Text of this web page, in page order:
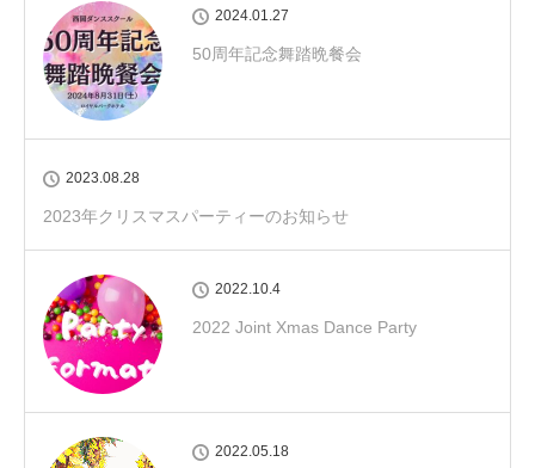
2024.01.27
50周年記念舞踏晩餐会
2023.08.28
2023年クリスマスパーティーのお知らせ
2022.10.4
2022 Joint Xmas Dance Party
2022.05.18